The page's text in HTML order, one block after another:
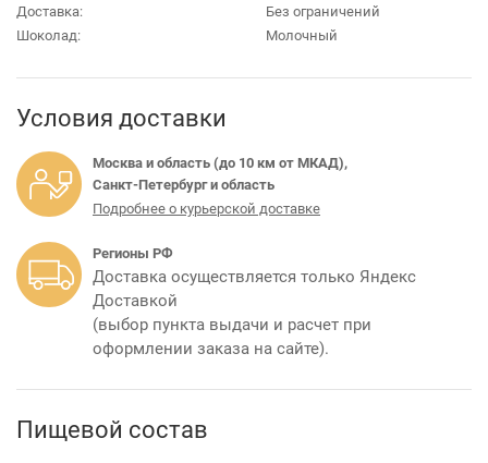
Доставка:
Без ограничений
Шоколад:
Молочный
Условия доставки
Москва и область (до 10 км от МКАД),
Санкт-Петербург и область
Подробнее о курьерской доставке
Регионы РФ
Доставка осуществляется только Яндекс
Доставкой
(выбор пункта выдачи и расчет при
оформлении заказа на сайте).
Пищевой состав